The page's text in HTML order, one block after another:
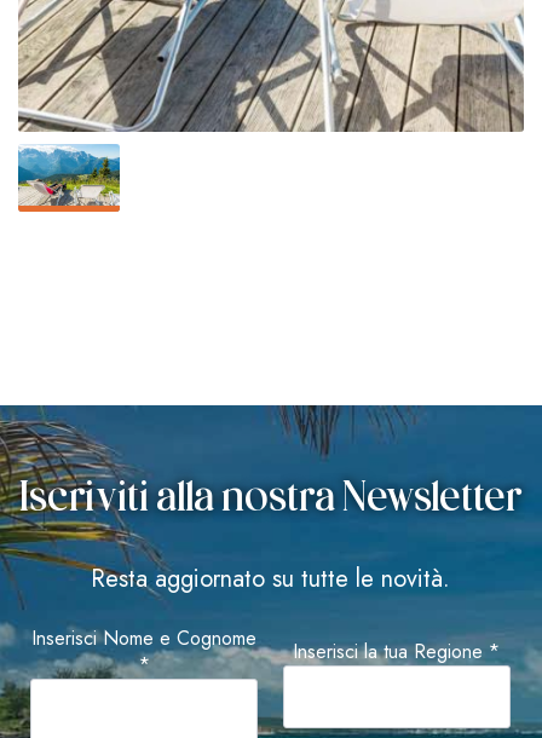
Iscriviti alla nostra Newsletter
Resta aggiornato su tutte le novità.
Inserisci Nome e Cognome
*
Inserisci la tua Regione *